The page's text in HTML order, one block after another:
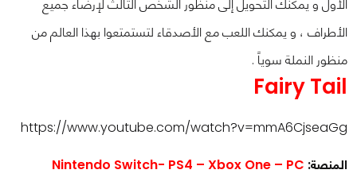
الأول و يمكنك التحويل إلى منظور الشخص الثالث لإرضاء جميع
الأطراف ، و يمكنك اللعب مع الأصدقاء لتستمتعوا بهذا العالم من
منظور النملة سوياً .
Fairy Tail
https://www.youtube.com/watch?v=mmA6CjseaGg
المنصة: Nintendo Switch- PS4 – Xbox One – PC